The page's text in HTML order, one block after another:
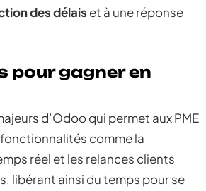
des délais et à une réponse
gagner en
d’Odoo qui permet aux PME
fonctionnalités comme la
réel et les relances clients
libérant ainsi du temps pour se